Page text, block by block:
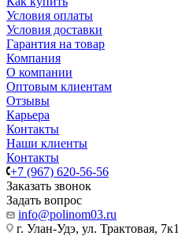
Условия оплаты
Условия доставки
Гарантия на товар
Компания
О компании
Оптовым клиентам
Отзывы
Карьера
Контакты
Наши клиенты
Контакты
+7 (967) 620-56-56
Заказать звонок
Задать вопрос
info@polinom03.ru
г. Улан-Удэ, ул. Трактовая, 7к1